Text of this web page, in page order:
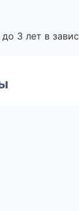
3 лет в